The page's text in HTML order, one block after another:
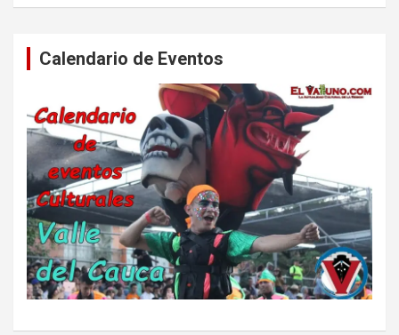
Calendario de Eventos